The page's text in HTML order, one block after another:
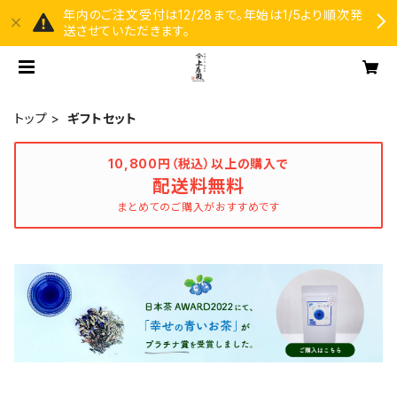
年内のご注文受付は12/28まで。年始は1/5より順次発
送させていただきます。
トップ ギフトセット
10,800円（税込）以上の購入で
配送料無料
まとめてのご購入がおすすめです